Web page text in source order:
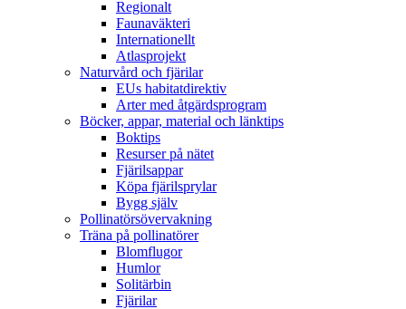
Regionalt
Faunaväkteri
Internationellt
Atlasprojekt
Naturvård och fjärilar
EUs habitatdirektiv
Arter med åtgärdsprogram
Böcker, appar, material och länktips
Boktips
Resurser på nätet
Fjärilsappar
Köpa fjärilsprylar
Bygg själv
Pollinatörsövervakning
Träna på pollinatörer
Blomflugor
Humlor
Solitärbin
Fjärilar